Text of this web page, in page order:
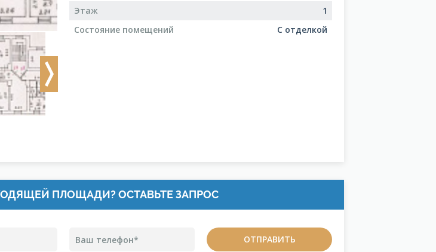
Next
Этаж
1
Состояние помещений
С отделкой
ПЛОЩАДИ? ОСТАВЬТЕ ЗАПРОС